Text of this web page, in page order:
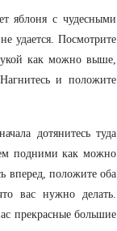
яблоня с чудесными
удается. Посмотрите
как можно выше,
и положите
дотянитесь туда
подними как можно
вперед, положите оба
вас нужно делать.
прекрасные большие